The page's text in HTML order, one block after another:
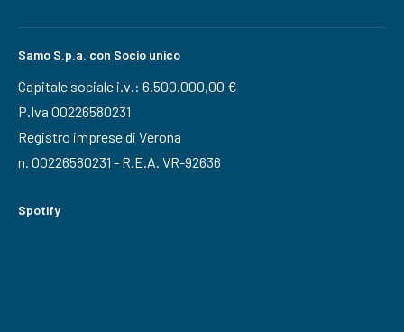
Samo S.p.a. con Socio unico
Capitale sociale i.v.: 6.500.000,00 €
P.Iva 00226580231
Registro imprese di Verona
n. 00226580231 - R.E.A. VR-92636
Spotify